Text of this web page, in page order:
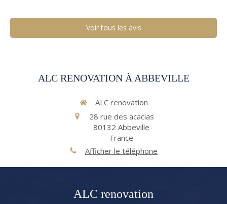
Voir tous les avis
ALC RENOVATION À ABBEVILLE
ALC renovation
28 rue des acacias
80132 Abbeville
France
Afficher le téléphone
ALC renovation